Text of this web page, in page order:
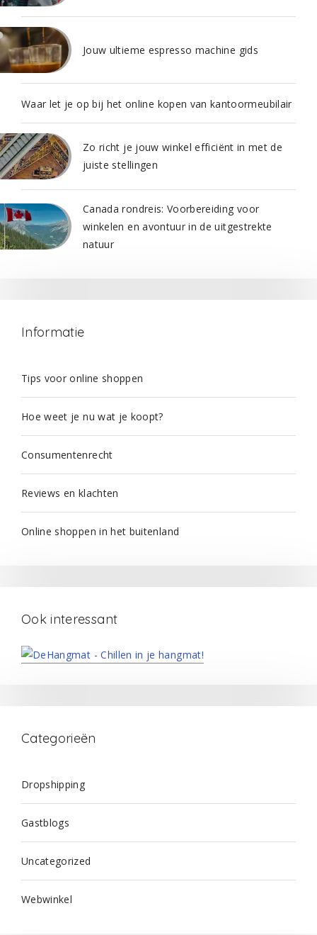
Jouw ultieme espresso machine gids
Waar let je op bij het online kopen van kantoormeubilair
Zo richt je jouw winkel efficiënt in met de
juiste stellingen
Canada rondreis: Voorbereiding voor
winkelen en avontuur in de uitgestrekte
natuur
Informatie
Tips voor online shoppen
Hoe weet je nu wat je koopt?
Consumentenrecht
Reviews en klachten
Online shoppen in het buitenland
Ook interessant
Categorieën
Dropshipping
Gastblogs
Uncategorized
Webwinkel